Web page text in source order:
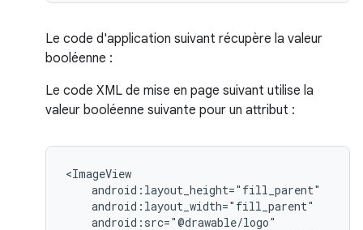
Le code d'application suivant récupère la valeur
booléenne :
Le code XML de mise en page suivant utilise la
valeur booléenne suivante pour un attribut :